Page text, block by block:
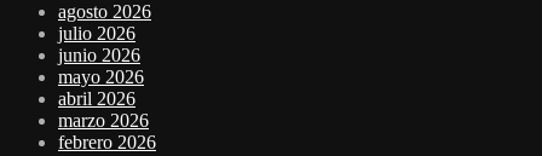
agosto 2026
julio 2026
junio 2026
mayo 2026
abril 2026
marzo 2026
febrero 2026